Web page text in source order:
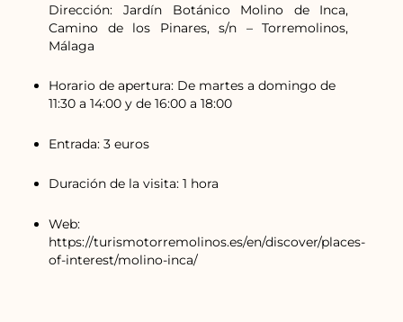
Dirección: Jardín Botánico Molino de Inca,
Camino de los Pinares, s/n – Torremolinos,
Málaga
Horario de apertura: De martes a domingo de
11:30 a 14:00 y de 16:00 a 18:00
Entrada: 3 euros
Duración de la visita: 1 hora
Web:
https://turismotorremolinos.es/en/discover/places-
of-interest/molino-inca/